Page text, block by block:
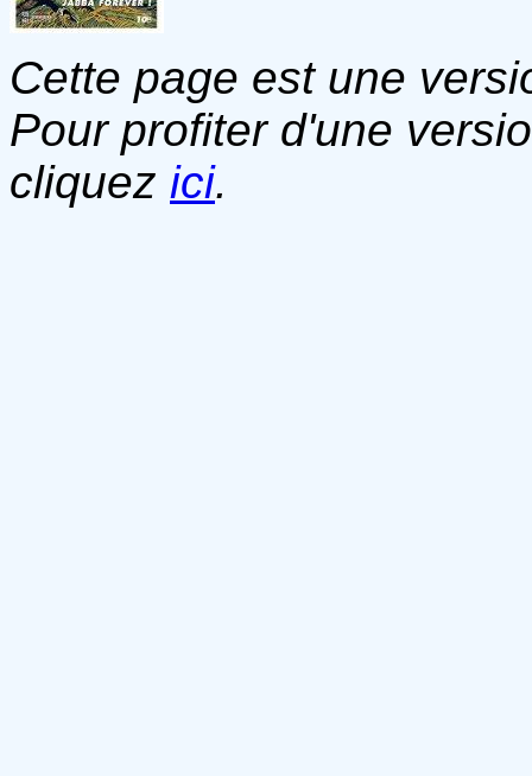
Cette page est une
Pour profiter d'une
cliquez ici.